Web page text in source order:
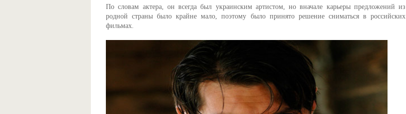
По словам актера, он всегда был украинским артистом, но вначале карьеры предложений из
родной страны было крайне мало, поэтому было принято решение сниматься в российских
фильмах.